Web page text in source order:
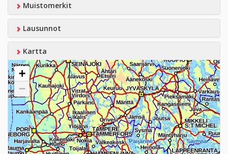
Muistomerkit
Lausunnot
Kartta
+
−